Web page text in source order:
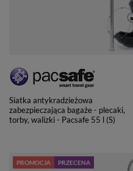
Siatka antykradzieżowa
zabezpieczająca bagaże - plecaki,
torby, walizki - Pacsafe 55 l (S)
PROMOCJA PRZECENA